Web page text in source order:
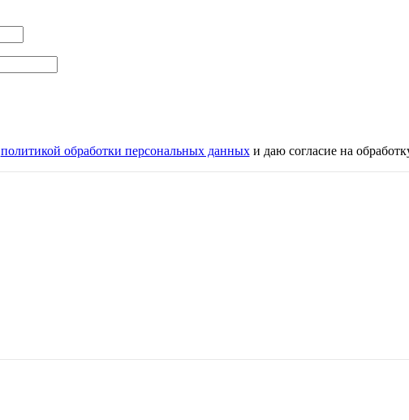
политикой обработки персональных данныхи даю согласие на